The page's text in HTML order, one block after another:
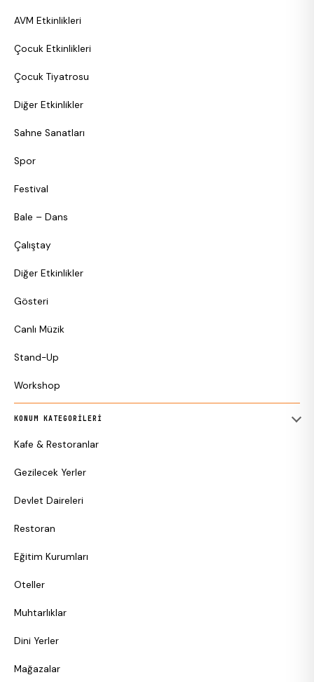
AVM Etkinlikleri
Çocuk Etkinlikleri
Çocuk Tiyatrosu
Diğer Etkinlikler
Sahne Sanatları
Spor
Festival
Bale – Dans
Çalıştay
Diğer Etkinlikler
Gösteri
Canlı Müzik
Stand-Up
Workshop
KONUM KATEGORILERI
Kafe & Restoranlar
Gezilecek Yerler
Devlet Daireleri
Restoran
Eğitim Kurumları
Oteller
Muhtarlıklar
Dini Yerler
Mağazalar